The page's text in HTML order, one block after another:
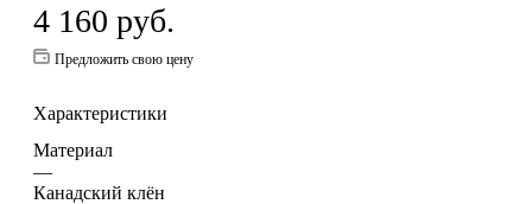
4 160 руб.
Предложить свою цену
Характеристики
Материал
—
Канадский клён